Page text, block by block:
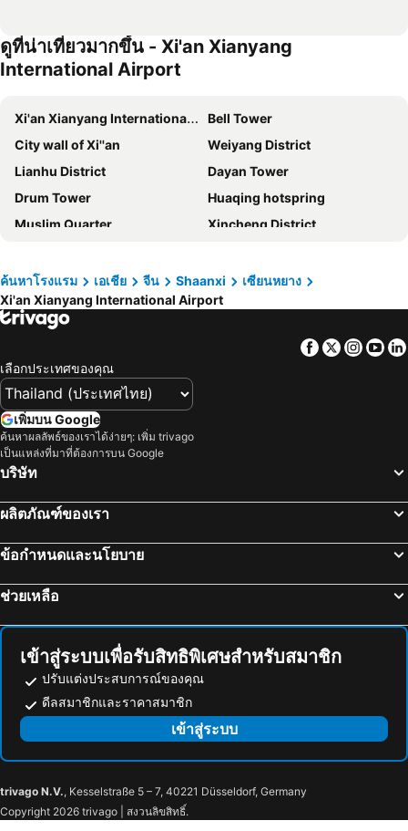
ดูที่น่าเที่ยวมากขึ้น - Xi'an Xianyang
International Airport
Xi'an Xianyang International Airport
Bell Tower
City wall of Xi''an
Weiyang District
Lianhu District
Dayan Tower
Drum Tower
Huaqing hotspring
Muslim Quarter
Xincheng District
Shaanxi History Museum
Yanta District
La gran pagoda de la Oca
Tang Paradise
Baqiao District
Qingyang Airport
ค้นหาโรงแรม เอเชีย จีน Shaanxi
เซียนหยาง
Xi'an Xianyang International Airport
Facebook
Twitter
เลือกประเทศของคุณ
เพิ่มบน Google
ค้นหาผลลัพธ์ของเราได้ง่ายๆ: เพิ่ม trivago
เป็นแหล่งที่มาที่ต้องการบน Google
บริษัท
ผลิตภัณฑ์ของเรา
ข้อกำหนดและนโยบาย
ช่วยเหลือ
เข้าสู่ระบบเพื่อรับสิทธิพิเศษสำหรับสมาชิก
ปรับแต่งประสบการณ์ของคุณ
ดีลสมาชิกและราคาสมาชิก
เข้าสู่ระบบ
trivago N.V., Kesselstraße 5 – 7, 40221 Düsseldorf, Germany
Copyright 2026 trivago | สงวนลิขสิทธิ์.